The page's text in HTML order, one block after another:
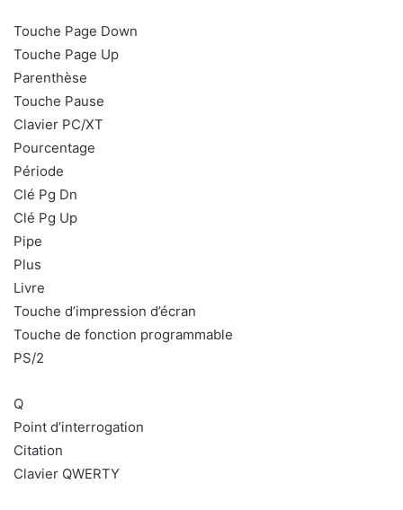
Touche Page Down
Touche Page Up
Parenthèse
Touche Pause
Clavier PC/XT
Pourcentage
Période
Clé Pg Dn
Clé Pg Up
Pipe
Plus
Livre
Touche d’impression d’écran
Touche de fonction programmable
PS/2
Q
Point d’interrogation
Citation
Clavier QWERTY